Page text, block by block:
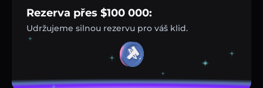
Rezerva přes $100 000:
Udržujeme silnou rezervu pro váš klid.